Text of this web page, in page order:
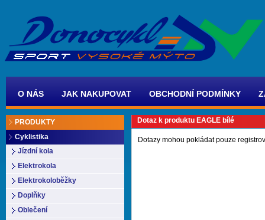
O NÁS JAK NAKUPOVAT OBCHODNÍ PODMÍNKY
PRODUKTY
Cyklistika
Jízdní kola
Elektrokola
Elektrokoloběžky
Doplňky
Oblečení
Dotaz k produktu EAGLE bílé
Dotazy mohou pokládat pouze